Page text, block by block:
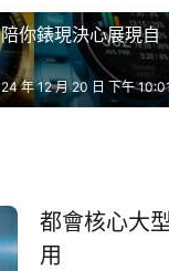
你錶現決心展現自
年 12 月 20 日 下午
都會核心大
用